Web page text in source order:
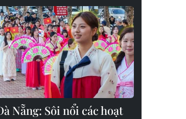
Nẵng: Sôi nổi các hoạt